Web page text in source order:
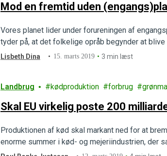
Mod en fremtid uden
Vores planet lider under forureningen af
tyder på, at det folkelige opråb begynder at
Lisbeth Dina 15. marts 2019 3 min læst
Landbrug kødproduktion forbrug
Skal EU virkelig poste 200
Produktionen af kød skal markant ned for at
enorme summer i kød- og mejeriindustrien,